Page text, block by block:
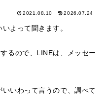
2021.08.10 2026.07.24
よって聞きます。
るので、LINEは、メッセー
いわって言うので、調べて